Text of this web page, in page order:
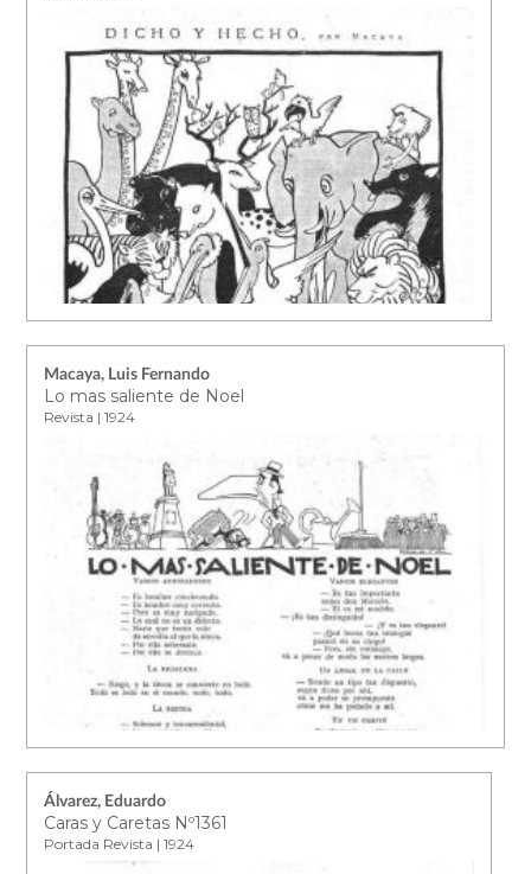
Macaya, Luis Fernando
Lo mas saliente de Noel
Revista | 1924
Álvarez, Eduardo
Caras y Caretas Nº1361
Portada Revista | 1924